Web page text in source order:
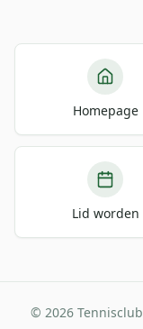
Homepage
Lid worden
© 2026